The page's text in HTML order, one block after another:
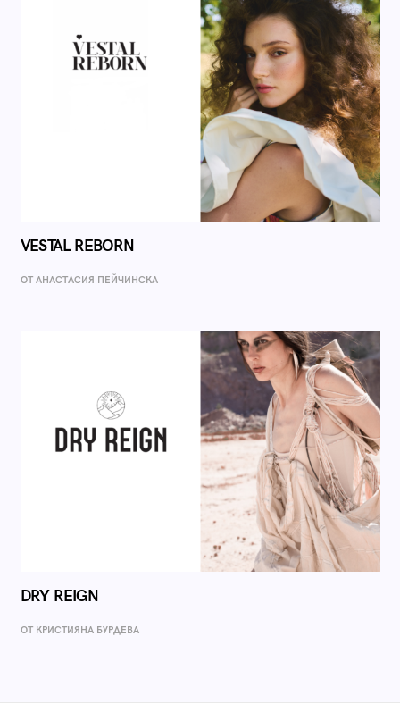
VESTAL REBORN
ОТ AНАСТАСИЯ ПЕЙЧИНСКА
DRY REIGN
ОТ КРИСТИЯНА БУРДЕВА